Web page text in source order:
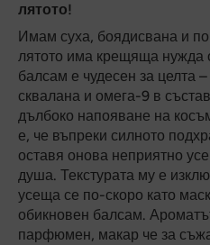
лятото!
Имам суха, боядисвана и
лятото има крещяща нужда
балсам е чудесен за целта
сквалана и омега-9 в
дълбоко напояване на
е, че въпреки силното
оставя онова неприятно
душа. Текстурата му е
усеща се по-скоро като
обикновен балсам.
парфюмен, макар че за